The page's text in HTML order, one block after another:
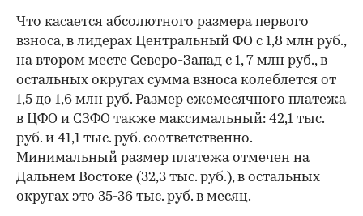
Что касается абсолютного размера первого
взноса, в лидерах Центральный ФО с 1,8 млн руб.,
на втором месте Северо-Запад с 1, 7 млн руб., в
остальных округах сумма взноса колеблется от
1,5 до 1,6 млн руб. Размер ежемесячного платежа
в ЦФО и СЗФО также максимальный: 42,1 тыс.
руб. и 41,1 тыс. руб. соответственно.
Минимальный размер платежа отмечен на
Дальнем Востоке (32,3 тыс. руб.), в остальных
округах это 35-36 тыс. руб. в месяц.